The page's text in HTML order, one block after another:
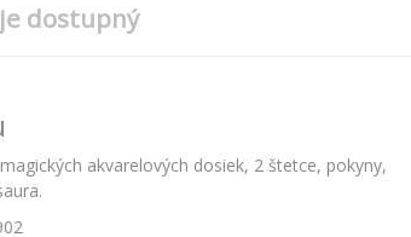
dostupný
akvarelových dosiek, 2 štetce, pokyny,